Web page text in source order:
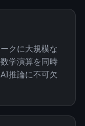
クに大規模な
学演算を同時
推論に不可欠